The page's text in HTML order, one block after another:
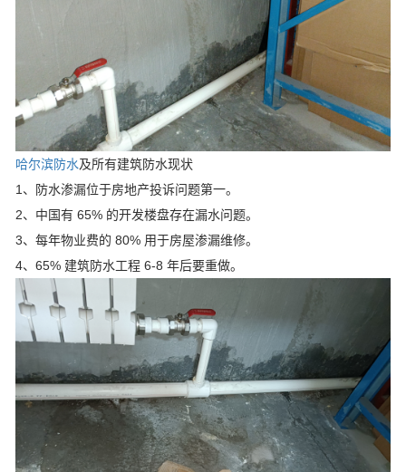
哈尔滨防水及所有建筑防水现状
1、防水渗漏位于房地产投诉问题第一。
2、中国有 65% 的开发楼盘存在漏水问题。
3、每年物业费的 80% 用于房屋渗漏维修。
4、65% 建筑防水工程 6-8 年后要重做。